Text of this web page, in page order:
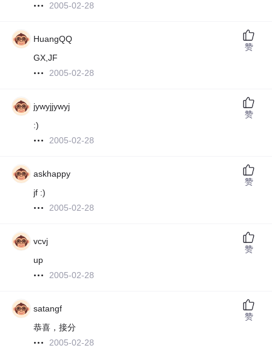
2005-02-28
HuangQQ
GX,JF
2005-02-28
赞
jywyjjywyj
:)
2005-02-28
赞
askhappy
jf :)
2005-02-28
赞
vcvj
up
2005-02-28
赞
satangf
恭喜，接分
2005-02-28
赞